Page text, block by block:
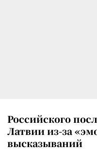
Российского
Латвии из-за
высказываний